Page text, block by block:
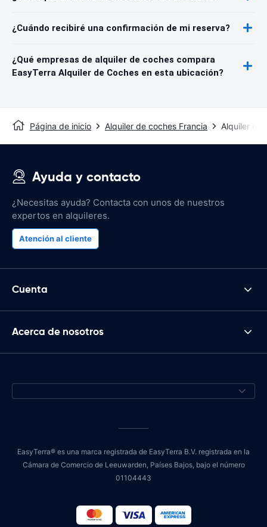
¿Cuándo recibiré una confirmación de mi reserva?
¿Qué empresas de alquiler de coches compara
EasyTerra Alquiler de Coches en esta ubicación?
Página de inicio Alquiler de coches Francia Alquiler de
Ayuda y contacto
¿Necesitas ayuda? Contacta con unos de nuestros
expertos en alquileres.
Atención al cliente
Cuenta
Acerca de nosotros
EasyTerra® es una marca registrada de EasyTerra B.V. registrada en la
Cámara de Comercio de Leeuwarden, Países Bajos, bajo el número
01104443